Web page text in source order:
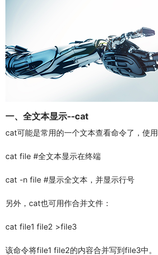
一、全文本显示--cat
cat可能是常用的一个文本查看命令了，使用
cat file #全文本显示在终端
cat -n file #显示全文本，并显示行号
另外，cat也可用作合并文件：
cat file1 file2 >file3
该命令将file1 file2的内容合并写到file3中。